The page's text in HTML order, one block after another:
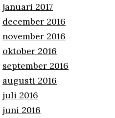
januari 2017
december 2016
november 2016
oktober 2016
september 2016
augusti 2016
juli 2016
juni 2016